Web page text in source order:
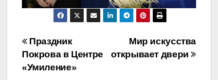
Навигация
по
Мир искусства
открывает двери
Праздник
Покрова в Центре
«Умиление»